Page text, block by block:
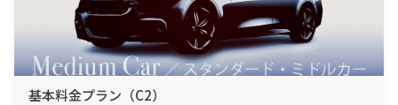
基本料金プラン（C2）